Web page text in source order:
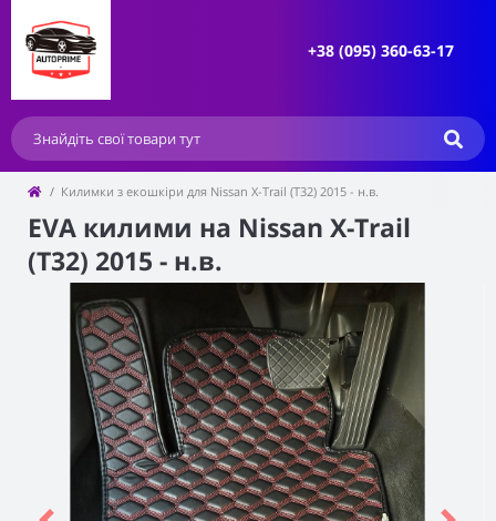
+38 (095) 360-63-17
Килимки з екошкіри для Nissan X-Trail (T32) 2015 - н.в.
EVA килими на Nissan X-Trail
(T32) 2015 - н.в.